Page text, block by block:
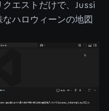
エストだけで、Jussi
ハロウィーンの地図